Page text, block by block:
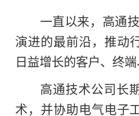
一直以来，高通
演进的最前沿，推动
日益增长的客户、终端
高通技术公司长
术，并协助电气电子